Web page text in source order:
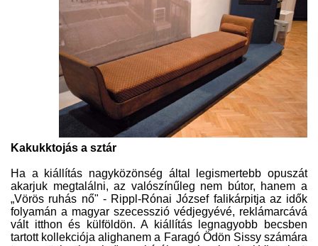
Kakukktojás a sztár
Ha a kiállítás nagyközönség által legismertebb opuszát
akarjuk megtalálni, az valószínűleg nem bútor, hanem a
„Vörös ruhás nő" - Rippl-Rónai József falikárpitja az idők
folyamán a magyar szecesszió védjegyévé, reklámarcává
vált itthon és külföldön. A kiállítás legnagyobb becsben
tartott kollekciója alighanem a Faragó Ödön Sissy számára